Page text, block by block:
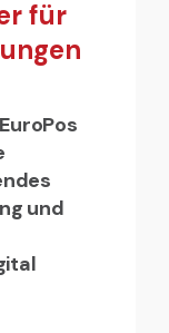
für
und